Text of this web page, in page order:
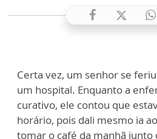
Certa vez, um senhor se
um hospital. Enquanto a
curativo, ele contou que
horário, pois dali mesmo ia
tomar o café da manhã junto